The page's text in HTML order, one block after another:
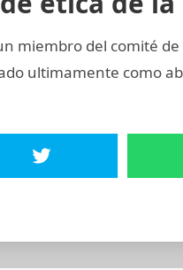
miembro del comité
ultimamente como